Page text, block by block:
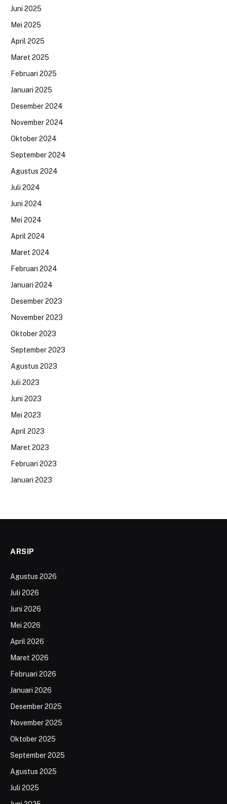
Juni 2025
Mei 2025
April 2025
Maret 2025
Februari 2025
Januari 2025
Desember 2024
November 2024
Oktober 2024
September 2024
Agustus 2024
Juli 2024
Juni 2024
Mei 2024
April 2024
Maret 2024
Februari 2024
Januari 2024
Desember 2023
November 2023
Oktober 2023
September 2023
Agustus 2023
Juli 2023
Juni 2023
Mei 2023
April 2023
Maret 2023
Februari 2023
Januari 2023
ARSIP
Agustus 2026
Juli 2026
Juni 2026
Mei 2026
April 2026
Maret 2026
Februari 2026
Januari 2026
Desember 2025
November 2025
Oktober 2025
September 2025
Agustus 2025
Juli 2025